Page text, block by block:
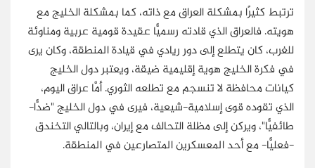
ترتبط كثيرًا بمشكلة العراق مع ذاته، كما بمشكلة الخليج مع
هويته. فالعراق الذي قادته رسميًّا عقيدة قومية عربية ومناوئة
للغرب، كان يتطلع إلى دور ريادي في قيادة المنطقة، وكان يرى
في فكرة الخليج هوية إقليمية ضيقة، ويعتبر دول الخليج
كيانات محافظة لا تنسجم مع تطلعه الثوري. أمَّا عراق اليوم،
الذي تقوده قوى إسلامية-شيعية، فيرى في دول الخليج "ضدًّا-
طائفيًّا"، ويركن إلى مظلة التحالف مع إيران، وبالتالي التخندق
-فعليًّا- مع أحد المعسكرين المتصارعين في المنطقة.